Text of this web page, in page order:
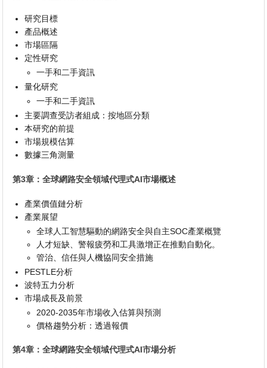
研究目標
產品概述
市場區隔
定性研究
一手和二手資訊
量化研究
一手和二手資訊
主要調查受訪者組成：按地區分類
本研究的前提
市場規模估算
數據三角測量
第3章：全球網路安全領域代理式AI市場概述
產業價值鏈分析
產業展望
全球人工智慧驅動的網路安全與自主SOC產業概覽
人才短缺、警報疲勞和工具激增正在推動自動化。
管治、信任與人機協同安全措施
PESTLE分析
波特五力分析
市場成長及前景
2020-2035年市場收入估算與預測
價格趨勢分析：透過報價
第4章：全球網路安全領域代理式AI市場分析